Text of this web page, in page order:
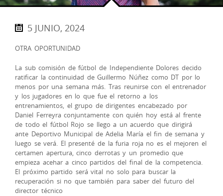
5 JUNIO, 2024
OTRA OPORTUNIDAD
La sub comisión de fútbol de Independiente Dolores decido
ratificar la continuidad de Guillermo Núñez como DT por lo
menos por una semana más. Tras reunirse con el entrenador
y los jugadores en lo que fue el retorno a los
entrenamientos, el grupo de dirigentes encabezado por
Daniel Ferreyra conjuntamente con quién hoy está al frente
de todo el fútbol Rojo se llego a un acuerdo que dirigirá
ante Deportivo Municipal de Adelia María el fin de semana y
luego se verá. El presenté de la furia roja no es el mejoren el
certamen apertura, cinco derrotas y un promedio que
empieza acehar a cinco partidos del final de la competencia.
El próximo partido será vital no solo para buscar la
recuperación si no que también para saber del futuro del
director técnico